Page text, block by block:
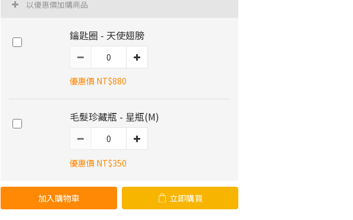
以優惠價加購商品
鑰匙圈 - 天使翅膀
優惠價 NT$880
毛髮珍藏瓶 - 星瓶(M)
優惠價 NT$350
加入購物車 立即購買